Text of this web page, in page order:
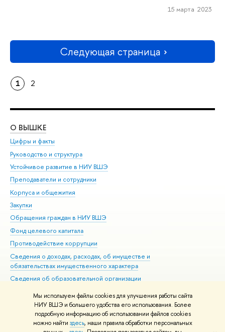
Мы используем файлы cookies для улучшения работы сайта
НИУ ВШЭ и большего удобства его использования. Более
подробную информацию об использовании файлов cookies
можно найти здесь, наши правила обработки персональных
15 марта 2023
Следующая страница
1 2
О ВЫШКЕ
Цифры и факты
Руководство и структура
Устойчивое развитие в НИУ ВШЭ
Преподаватели и сотрудники
Корпуса и общежития
Закупки
Обращения граждан в НИУ ВШЭ
Фонд целевого капитала
Противодействие коррупции
Сведения о доходах, расходах, об имуществе и
обязательствах имущественного характера
Сведения об образовательной организации
Людям с ограниченными возможностями здоровья
Единая платежная страница
Работа в Вышке